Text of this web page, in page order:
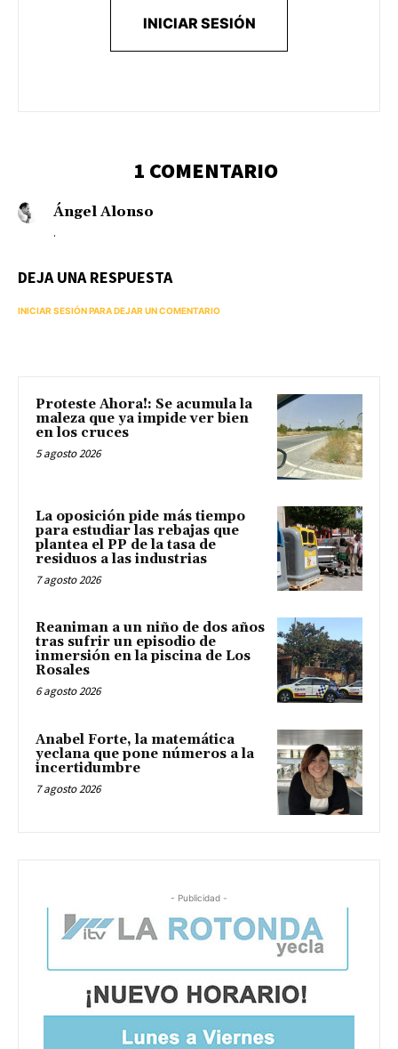
INICIAR SESIÓN
1 COMENTARIO
Ángel Alonso
.
DEJA UNA RESPUESTA
INICIAR SESIÓN PARA DEJAR UN COMENTARIO
Proteste Ahora!: Se acumula la
maleza que ya impide ver bien
en los cruces
5 agosto 2026
La oposición pide más tiempo
para estudiar las rebajas que
plantea el PP de la tasa de
residuos a las industrias
7 agosto 2026
Reaniman a un niño de dos años
tras sufrir un episodio de
inmersión en la piscina de Los
Rosales
6 agosto 2026
Anabel Forte, la matemática
yeclana que pone números a la
incertidumbre
7 agosto 2026
- Publicidad -